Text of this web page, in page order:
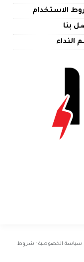
الاستخدام
بنا
النداء
سياسة الخصوصية · شروط